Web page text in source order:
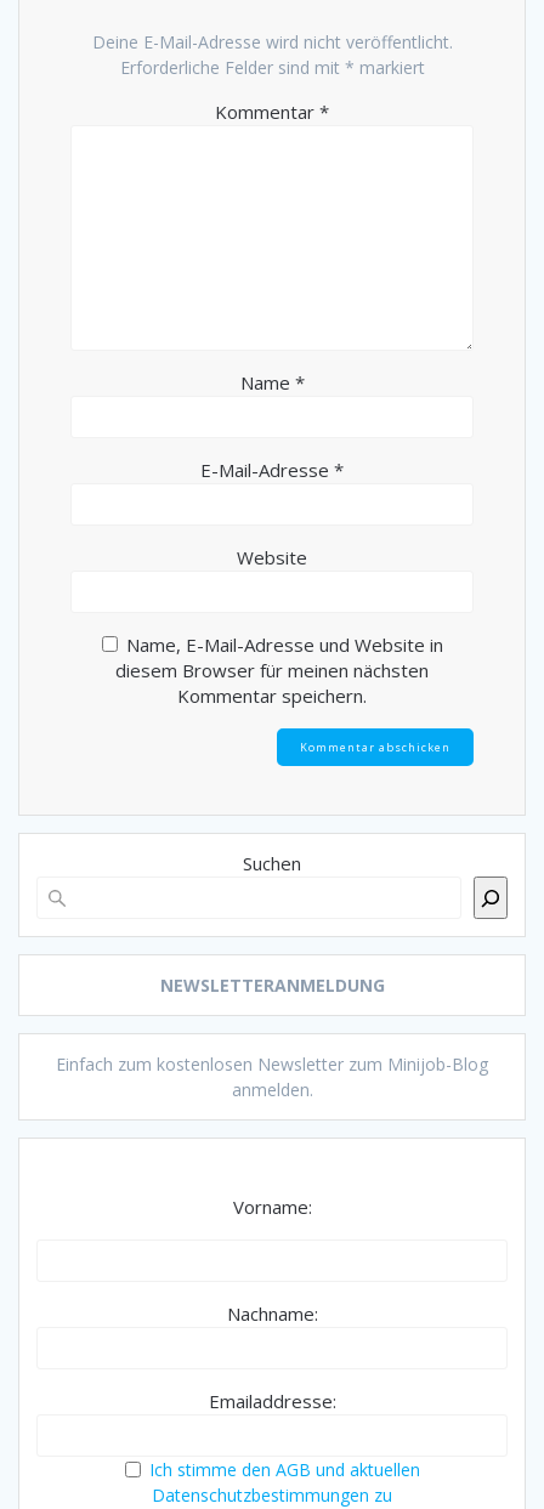
Deine E-Mail-Adresse wird nicht veröffentlicht.
Erforderliche Felder sind mit * markiert
Kommentar *
Name *
E-Mail-Adresse *
Website
Name, E-Mail-Adresse und Website in
diesem Browser für meinen nächsten
Kommentar speichern.
Suchen
NEWSLETTERANMELDUNG
Einfach zum kostenlosen Newsletter zum Minijob-Blog
anmelden.
Vorname:
Nachname:
Emailaddresse:
Ich stimme den AGB und aktuellen
Datenschutzbestimmungen zu